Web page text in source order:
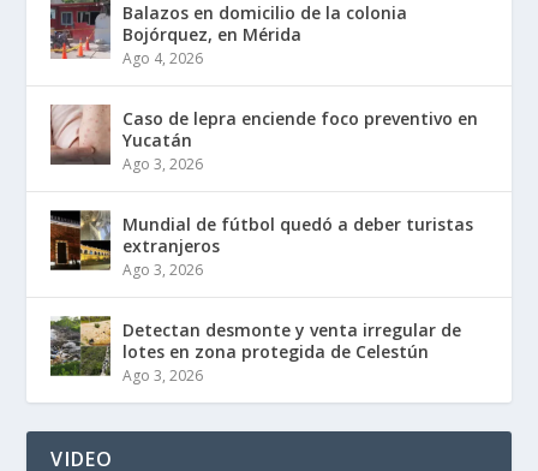
Balazos en domicilio de la colonia
Bojórquez, en Mérida
Ago 4, 2026
Caso de lepra enciende foco preventivo en
Yucatán
Ago 3, 2026
Mundial de fútbol quedó a deber turistas
extranjeros
Ago 3, 2026
Detectan desmonte y venta irregular de
lotes en zona protegida de Celestún
Ago 3, 2026
VIDEO